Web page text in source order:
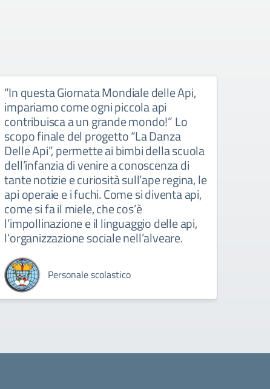
“In questa Giornata Mondiale delle Api,
impariamo come ogni piccola api
contribuisca a un grande mondo!” Lo
scopo finale del progetto “La Danza
Delle Api”, permette ai bimbi della scuola
dell’infanzia di venire a conoscenza di
tante notizie e curiosità sull’ape regina, le
api operaie e i fuchi. Come si diventa api,
come si fa il miele, che cos’è
l’impollinazione e il linguaggio delle api,
l’organizzazione sociale nell’alveare.
Personale scolastico